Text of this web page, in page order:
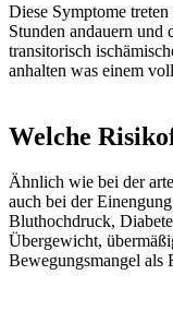
Diese Symptome
Stunden andauern
transitorisch
anhalten was einem
Welche
Ähnlich wie bei der
auch bei der
Bluthochdruck,
Übergewicht,
Bewegungsmangel als